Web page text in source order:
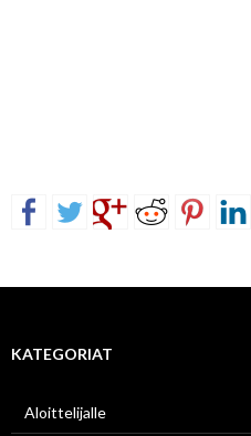
KATEGORIAT
Aloittelijalle